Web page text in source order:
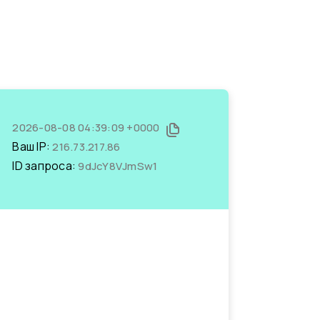
2026-08-08 04:39:09 +0000
Ваш IP:216.73.217.86
ID запроса:9dJcY8VJmSw1